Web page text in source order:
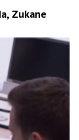
Zukane